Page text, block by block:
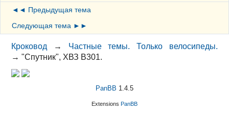
◄◄ Предыдущая тема
Следующая тема ►►
Кроковод → Частные темы. Только велосипеды.
→"Спутник", ХВЗ В301.
PanBB 1.4.5
Extensions PanBB